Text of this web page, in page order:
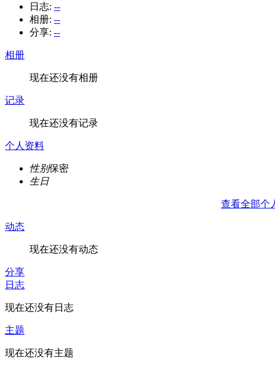
日志: --
相册: --
分享: --
相册
现在还没有相册
记录
现在还没有记录
个人资料
性别保密
生日
查看全部个
动态
现在还没有动态
分享
日志
现在还没有日志
主题
现在还没有主题